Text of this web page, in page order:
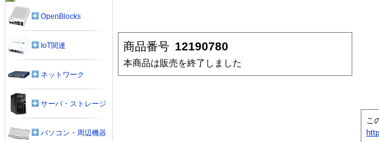
商品番号 12190780
本商品は販売を終了しました
こ
OpenBlocks
IoT関連
ネットワーク
サーバ・ストレージ
パソコン・周辺機器